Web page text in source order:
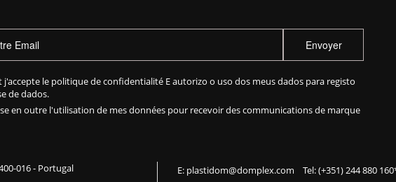
Envoyer
j'accepte le politique de confidentialité E autorizo o uso dos meus dados para registo
de dados.
en outre l'utilisation de mes données pour recevoir des communications de marque
016 - Portugal E: plastidom@domplex.com Tel:(+351) 244 880 160